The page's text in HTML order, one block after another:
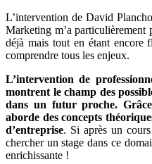
L’intervention de David
Marketing m’a particulièrement
déjà mais tout en étant encore
comprendre tous les enjeux.
L’intervention de
montrent le champ des
dans un futur proche.
aborde des concepts
d’entreprise. Si après un
chercher un stage dans ce
enrichissante !